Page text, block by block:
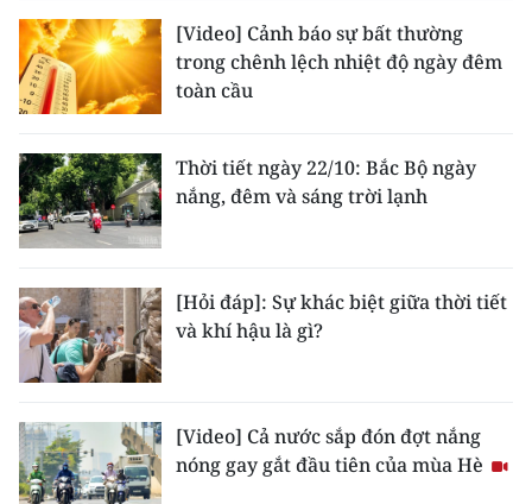
Media Du lịch
Media Thế giới
Media Giáo dục
Media Y tế
Media Khoa học - Công nghệ
Media Môi trường
Infographic
[Video] Cảnh báo sự bất thường
trong chênh lệch nhiệt độ ngày đêm
toàn cầu
Thời tiết ngày 22/10: Bắc Bộ ngày
nắng, đêm và sáng trời lạnh
[Hỏi đáp]: Sự khác biệt giữa thời tiết
và khí hậu là gì?
[Video] Cả nước sắp đón đợt nắng
nóng gay gắt đầu tiên của mùa Hè